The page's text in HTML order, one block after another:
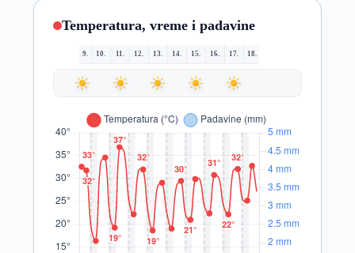
Temperatura, vreme i padavine
9. 10. 11. 12. 13. 14. 15. 16. 17. 18.